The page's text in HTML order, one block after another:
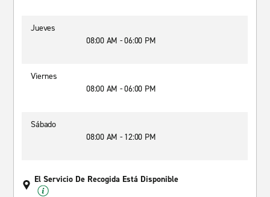
Jueves
08:00 AM - 06:00 PM
Viernes
08:00 AM - 06:00 PM
Sábado
08:00 AM - 12:00 PM
El Servicio De Recogida Está Disponible